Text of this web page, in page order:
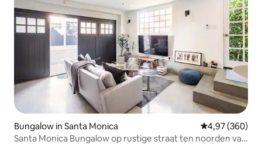
Bungalow in Santa Monica Gemiddelde
4,97 (360)
Santa Monica Bungalow op rustige straat ten noorden van